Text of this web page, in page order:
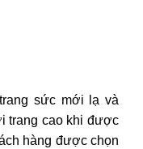
sức mới lạ và
trang cao khi được
hàng được chọn